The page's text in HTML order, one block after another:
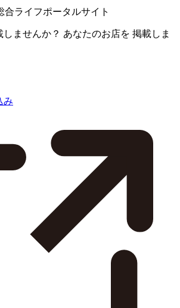
合ライフポータルサイト
ませんか？ あなたのお店を 掲載しま
み